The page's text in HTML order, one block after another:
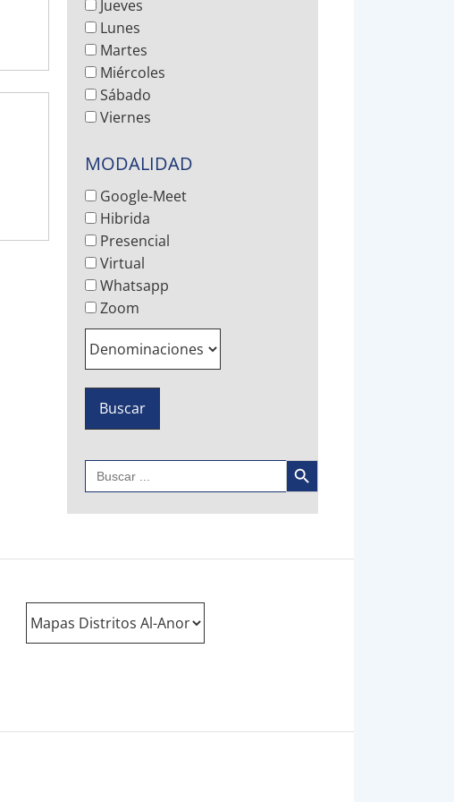
Jueves
Lunes
Martes
Miércoles
Sábado
Viernes
MODALIDAD
Google-Meet
Hibrida
Presencial
Virtual
Whatsapp
Zoom
Buscar: Botón de búsqueda